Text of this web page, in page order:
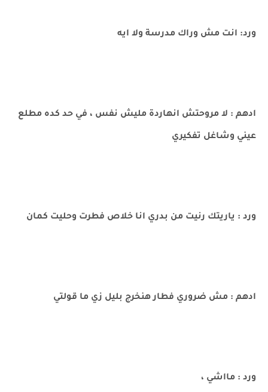
ورد: انت مش وراك مدرسة ولا ايه
ادهم : لا مروحتش انهاردة مليش نفس ، في حد كده مطلع
عيني وشاغل تفكيري
ورد : ياريتك رنيت من بدري انا خلاص فطرت وحليت كمان
ادهم : مش ضروري فطار هنخرج بليل زي ما قولتي
ورد : مااشي ،